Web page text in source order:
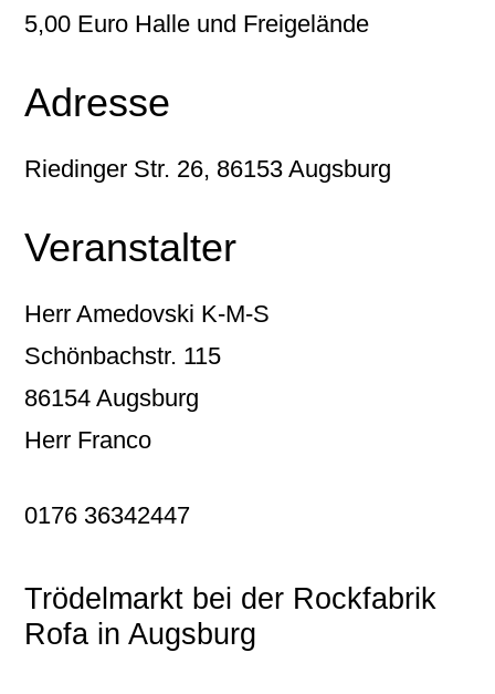
5,00 Euro Halle und Freigelände
Adresse
Riedinger Str. 26, 86153 Augsburg
Veranstalter
Herr Amedovski K-M-S
Schönbachstr. 115
86154 Augsburg
Herr Franco
0176 36342447
Trödelmarkt bei der Rockfabrik
Rofa in Augsburg